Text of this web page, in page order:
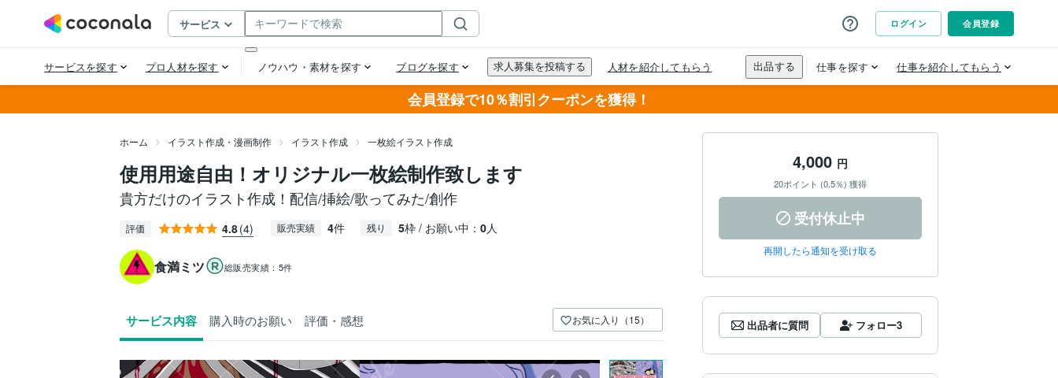
会員登録で10％割引クーポンを獲得！
ホーム イラスト作成・漫画制作 イラスト作成 一枚絵イラスト作成
使用用途自由！オリジナル一枚絵制作致します
貴方だけのイラスト作成！配信/挿絵/歌ってみた/創作
評価 4.8(4) 販売実績 4件 残り 5枠 / お願い中： 0人
食満ミツ 総販売実績： 5件
サービス内容 購入時のお願い 評価・感想 お気に入り（15）
4,000 円
20ポイント (0.5％) 獲得
受付休止中
再開したら通知を受け取る
出品者に質問 フォロー3